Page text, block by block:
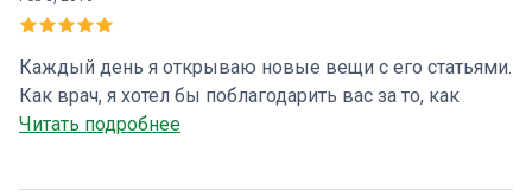
Каждый день я открываю новые вещи с его статьями.
Как врач, я хотел бы поблагодарить вас за то, как
хорошо вы это делаете. Поздравляю !!!!
Читать подробнее